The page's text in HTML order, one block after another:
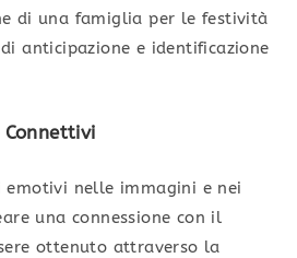
di una famiglia per le festività
anticipazione e identificazione
emotivi nelle immagini e nei
una connessione con il
ottenuto attraverso la